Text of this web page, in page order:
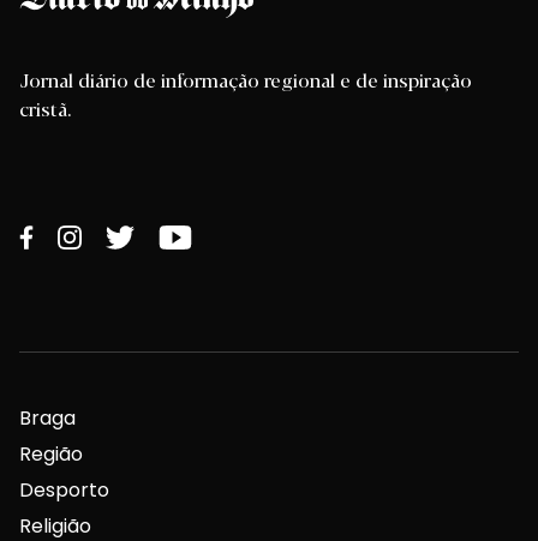
Jornal diário de informação regional e de inspiração
cristã.
Braga
Região
Desporto
Religião